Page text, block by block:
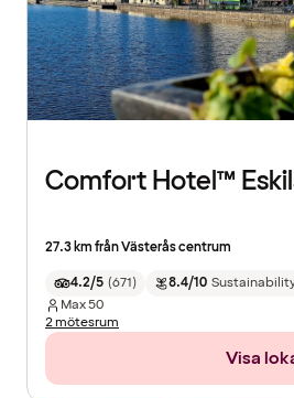
Comfort Hotel™
27.3 km från Västerås centrum
4.2/5 (671) 8.4/10
Max50
2 mötesrum
Visa